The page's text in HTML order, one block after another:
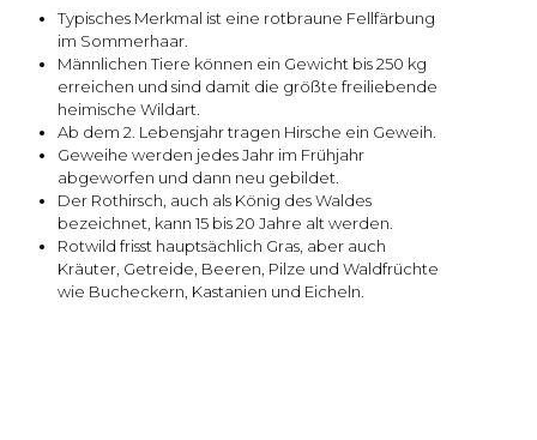
Typisches Merkmal ist eine rotbraune Fellfärbung
im Sommerhaar.
Männlichen Tiere können ein Gewicht bis 250 kg
erreichen und sind damit die größte freiliebende
heimische Wildart.
Ab dem 2. Lebensjahr tragen Hirsche ein Geweih.
Geweihe werden jedes Jahr im Frühjahr
abgeworfen und dann neu gebildet.
Der Rothirsch, auch als König des Waldes
bezeichnet, kann 15 bis 20 Jahre alt werden.
Rotwild frisst hauptsächlich Gras, aber auch
Kräuter, Getreide, Beeren, Pilze und Waldfrüchte
wie Bucheckern, Kastanien und Eicheln.